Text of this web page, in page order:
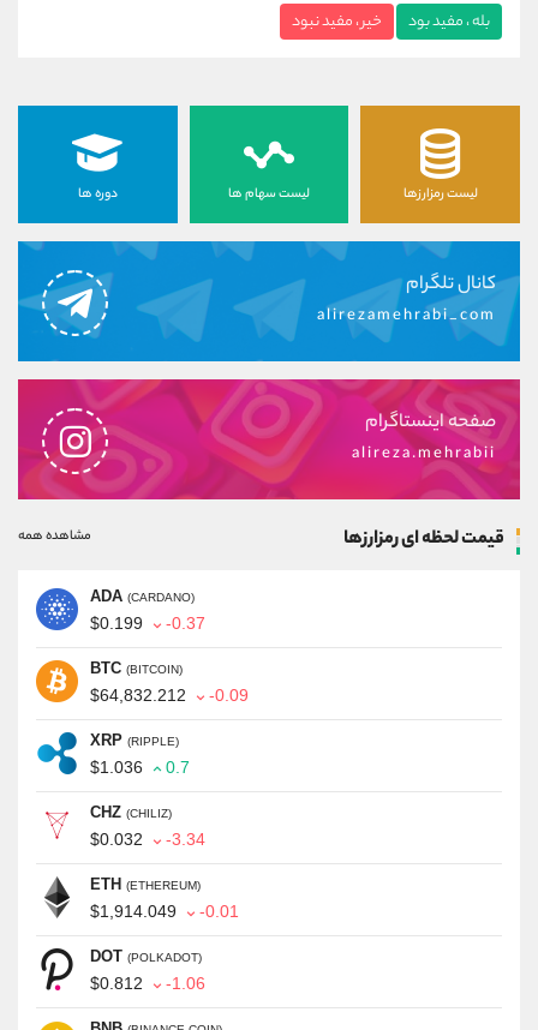
بله ، مفید بود خیر ، مفید نبود
لیست رمزارزها لیست سهام ها دوره ها
کانال تلگرام
alirezamehrabi_com
صفحه اینستاگرام
alireza.mehrabii
قیمت لحظه ای رمزارزها مشاهده همه
ADA (CARDANO)
$0.199 -0.37
BTC (BITCOIN)
$64,832.212 -0.09
XRP (RIPPLE)
$1.036 0.7
CHZ (CHILIZ)
$0.032 -3.34
ETH (ETHEREUM)
$1,914.049 -0.01
DOT (POLKADOT)
$0.812 -1.06